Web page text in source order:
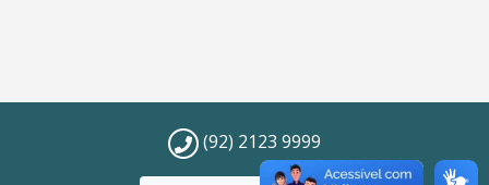
(92) 2123 9999